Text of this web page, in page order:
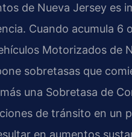
de Nueva Jersey es
Cuando acumula
Motorizados de
sobretasas que
una Sobretasa de
de tránsito en un
en aumentos